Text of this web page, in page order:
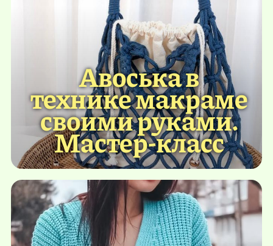
Авоська в
технике макраме
своими руками.
Мастер-класс